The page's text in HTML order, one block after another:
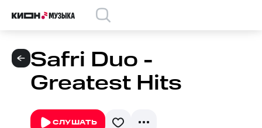
Safri Duo -
Greatest Hits
СЛУШАТЬ